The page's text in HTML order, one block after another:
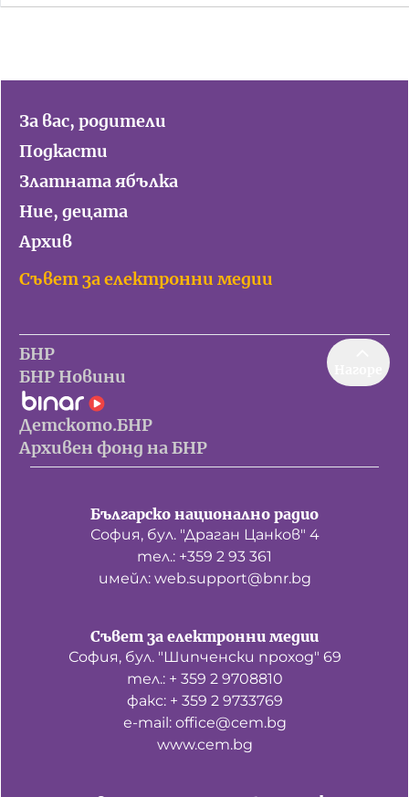
За вас, родители
Подкасти
Златната ябълка
Ние, децата
Архив
Съвет за електронни медии
БНР
БНР Новини
Детското.БНР
Архивен фонд на БНР
Българско национално радио
София, бул. "Драган Цанков" 4
тел.: +359 2 93 361
имейл: web.support@bnr.bg
Съвет за електронни медии
София, бул. "Шипченски проход" 69
тел.: + 359 2 9708810
факс: + 359 2 9733769
е-mail: office@cem.bg
www.cem.bg